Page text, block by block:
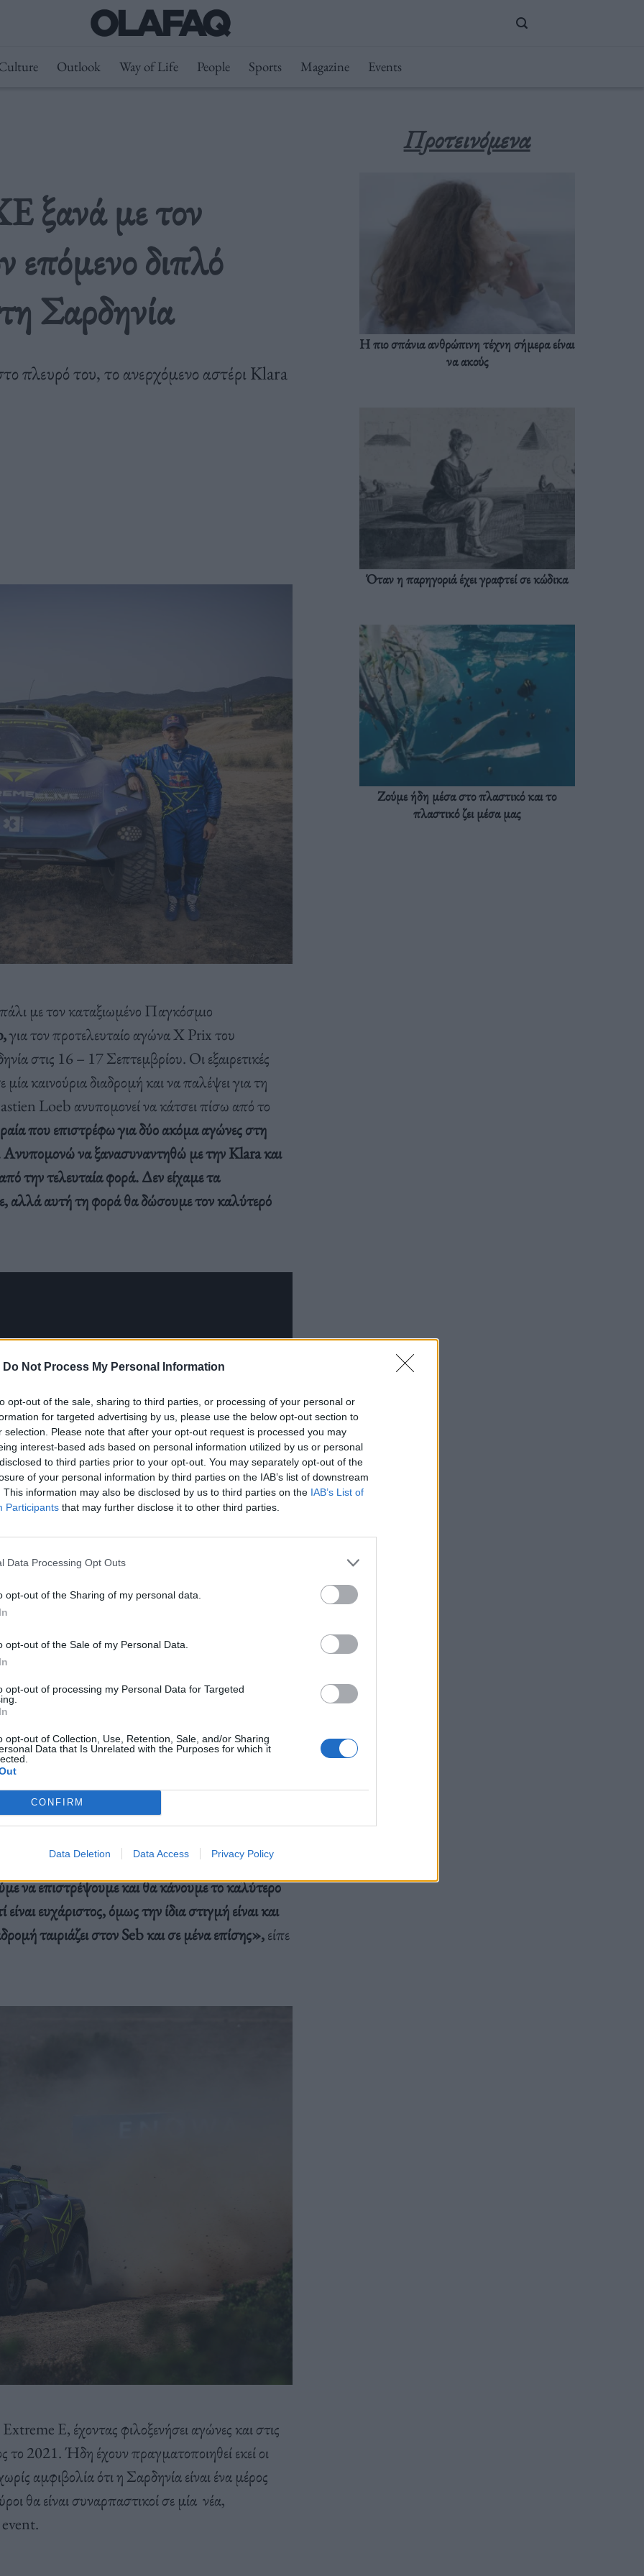
Do Not Process My Personal Information
opt-out of the sale, sharing to third parties, or processing of your personal or
for targeted advertising by us, please use the below opt-out section to
selection. Please note that after your opt-out request is processed you may
interest-based ads based on personal information utilized by us or personal
to third parties prior to your opt-out. You may separately opt-out of the
of your personal information by third parties on the IAB’s list of downstream
This information may also be disclosed by us to third parties on the IAB’s List of
Participants that may further disclose it to other third parties.
Data Processing Opt Outs
opt-out of the Sharing of my personal data.
opt-out of the Sale of my Personal Data.
opt-out of processing my Personal Data for Targeted
opt-out of Collection, Use, Retention, Sale, and/or Sharing
Data that Is Unrelated with the Purposes for which it
CONFIRM
Data Deletion Data Access Privacy Policy
Outlook Way of Life People Sports Magazine Events
με τον
επόμενο διπλό
Σαρδηνία
πλευρό του, το ανερχόμενο αστέρι Klara
με τον καταξιωμένο Παγκόσμιο
για τον προτελευταίο αγώνα X Prix του
στις 16 – 17 Σεπτεμβρίου. Οι εξαιρετικές
καινούρια διαδρομή και να παλέψει για τη
Loeb ανυπομονεί να κάτσει πίσω από το
που επιστρέφω για δύο ακόμα αγώνες στη
Ανυπομονώ να ξανασυναντηθώ με τηνKlaraκαι
την τελευταία φορά. Δεν είχαμε τα
αλλά αυτή τη φορά θα δώσουμε τον καλύτερό
φέρνει στη γραμμή εκκίνησης την εμπειρία
τους αγώνες Extreme E, στηρίζοντας τη
πολύ ενθουσιασμένη που επιστρέφω στη
φορά δώσαμε σκληρή μάχη αλλά κάποια
θέση στη γραμμή εκκίνησης στάθηκαν αιτία
να επιστρέψουμε και θα κάνουμε το καλύτερο
ευχάριστος, όμως την ίδια στιγμή είναι και
ταιριάζει στονSebκαι σε μένα επίσης»,είπε
E, έχοντας φιλοξενήσει αγώνες και στις
το 2021. Ήδη έχουν πραγματοποιηθεί εκεί οι
αμφιβολία ότι η Σαρδηνία είναι ένα μέρος
θα είναι συναρπαστικοί σε μία νέα,
event.
Προτεινόμενα
Η πιο σπάνια ανθρώπινη τέχνη σήμερα είναι
να ακούς
Όταν η παρηγοριά έχει γραφτεί σε κώδικα
Ζούμε ήδη μέσα στο πλαστικό και το
πλαστικό ζει μέσα μας